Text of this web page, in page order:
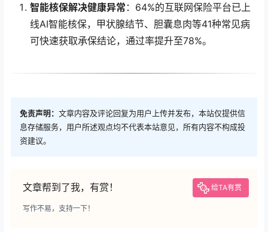
智能核保解决健康异常 ：64%的互联网保险平台已上
线AI智能核保，甲状腺结节、胆囊息肉等41种常见病
可快速获取承保结论，通过率提升至78%。
免责声明： 文章内容及评论回复为用户上传并发布，本站仅提供信
息存储服务，用户所述观点均不代表本站意见，所有内容不构成投
资建议。
文章帮到了我，有赏！ 给TA有赏
写作不易，支持一下！